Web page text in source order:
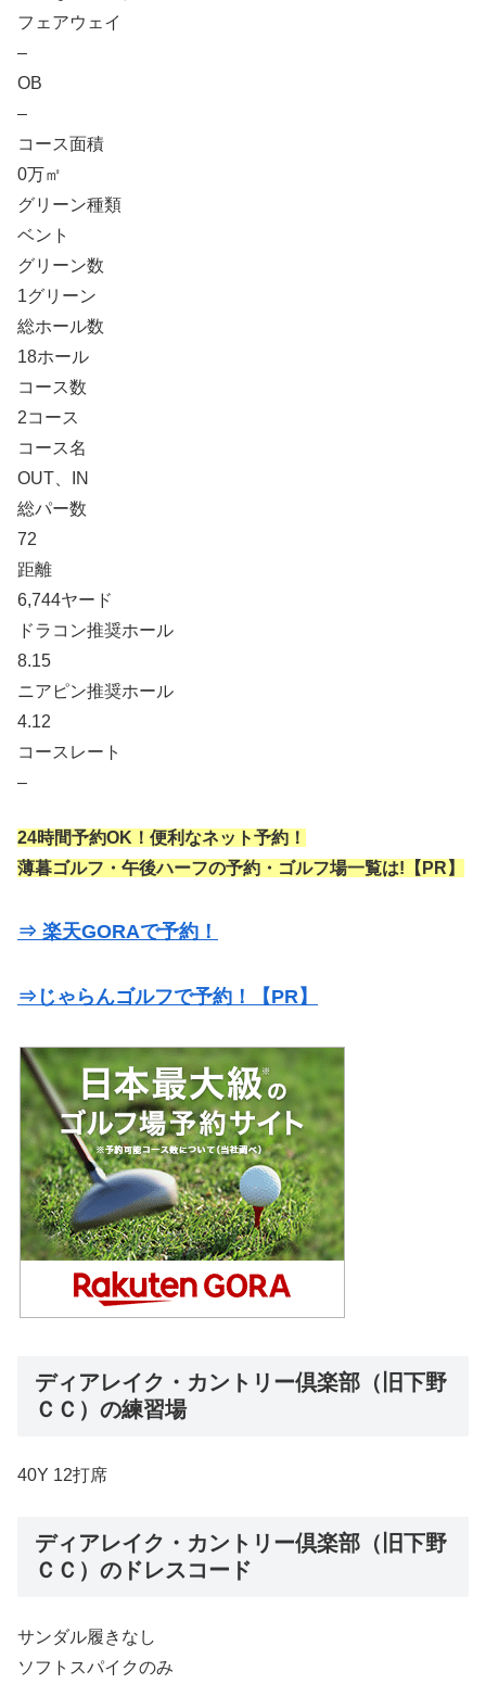
フェアウェイ
–
OB
–
コース面積
0万㎡
グリーン種類
ベント
グリーン数
1グリーン
総ホール数
18ホール
コース数
2コース
コース名
OUT、IN
総パー数
72
距離
6,744ヤード
ドラコン推奨ホール
8.15
ニアピン推奨ホール
4.12
コースレート
–
24時間予約OK！便利なネット予約！
薄暮ゴルフ・午後ハーフの予約・ゴルフ場一覧は!【PR】
⇒ 楽天GORAで予約！
⇒じゃらんゴルフで予約！【PR】
ディアレイク・カントリー倶楽部（旧下野
ＣＣ）の練習場
40Y 12打席
ディアレイク・カントリー倶楽部（旧下野
ＣＣ）のドレスコード
サンダル履きなし
ソフトスパイクのみ